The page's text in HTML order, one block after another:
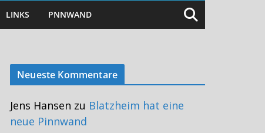
LINKS PNNWAND
Neueste Kommentare
Jens Hansen zu Blatzheim hat eine
neue Pinnwand